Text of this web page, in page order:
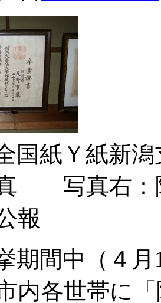
国紙Ｙ紙新
写真右：
報
期間中（４月
内各世帯に